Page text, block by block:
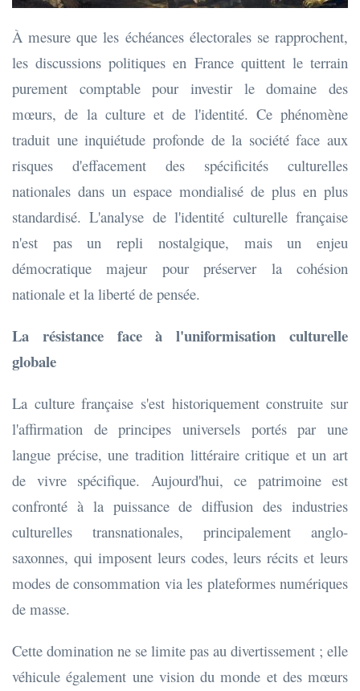
À mesure que les échéances électorales se rapprochent,
les discussions politiques en France quittent le terrain
purement comptable pour investir le domaine des
mœurs, de la culture et de l'identité. Ce phénomène
traduit une inquiétude profonde de la société face aux
risques d'effacement des spécificités culturelles
nationales dans un espace mondialisé de plus en plus
standardisé. L'analyse de l'identité culturelle française
n'est pas un repli nostalgique, mais un enjeu
démocratique majeur pour préserver la cohésion
nationale et la liberté de pensée.
La résistance face à l'uniformisation culturelle
globale
La culture française s'est historiquement construite sur
l'affirmation de principes universels portés par une
langue précise, une tradition littéraire critique et un art
de vivre spécifique. Aujourd'hui, ce patrimoine est
confronté à la puissance de diffusion des industries
culturelles transnationales, principalement anglo-
saxonnes, qui imposent leurs codes, leurs récits et leurs
modes de consommation via les plateformes numériques
de masse.
Cette domination ne se limite pas au divertissement ; elle
véhicule également une vision du monde et des mœurs